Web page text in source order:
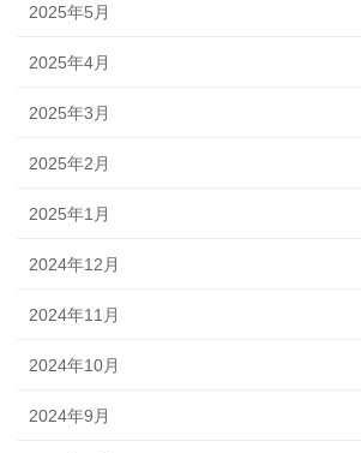
2025年5月
2025年4月
2025年3月
2025年2月
2025年1月
2024年12月
2024年11月
2024年10月
2024年9月